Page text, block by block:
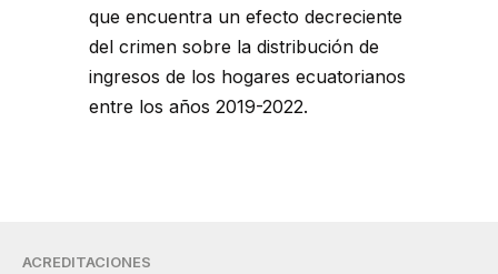
que encuentra un efecto decreciente
del crimen sobre la distribución de
ingresos de los hogares ecuatorianos
entre los años 2019-2022.
ACREDITACIONES